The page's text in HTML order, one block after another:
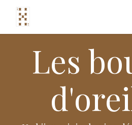
Les